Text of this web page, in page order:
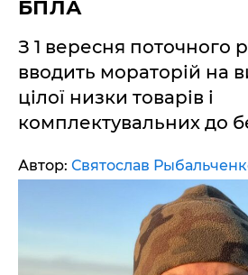
БПЛА
З 1 вересня поточного
вводить мораторій на
цілої низки товарів і
комплектувальних до
Автор: Святослав